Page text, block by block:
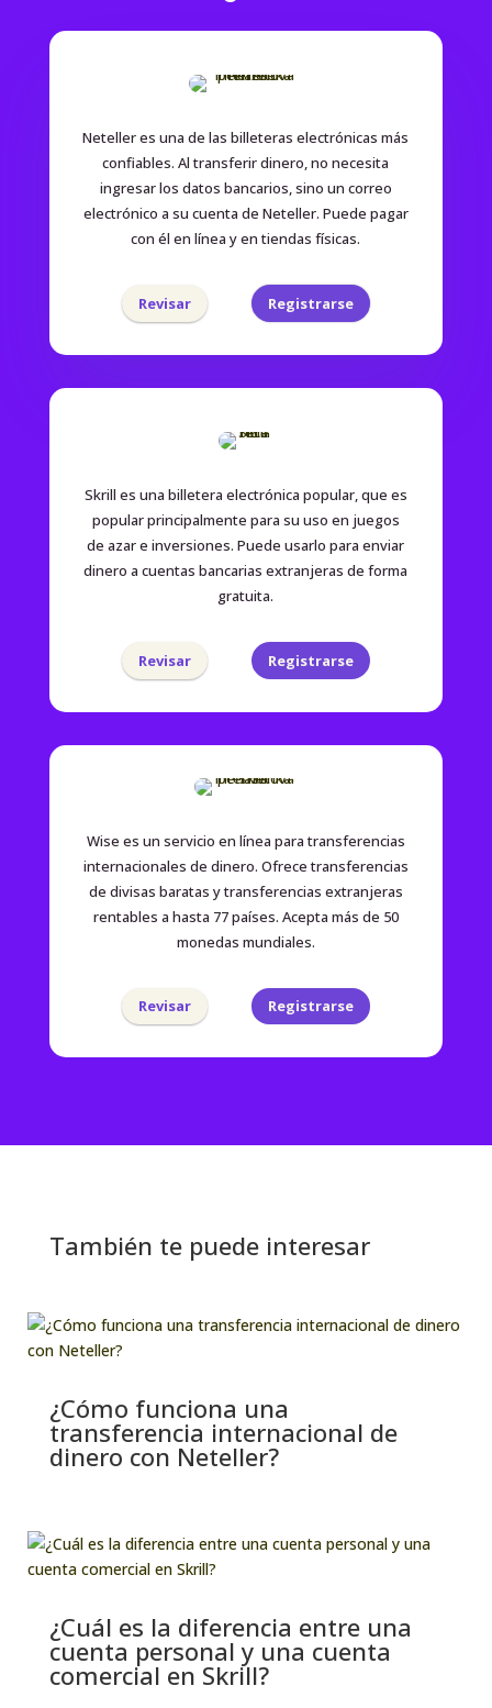
Neteller es una de las billeteras electrónicas más
confiables. Al transferir dinero, no necesita
ingresar los datos bancarios, sino un correo
electrónico a su cuenta de Neteller. Puede pagar
con él en línea y en tiendas físicas.
Revisar Registrarse
Skrill es una billetera electrónica popular, que es
popular principalmente para su uso en juegos
de azar e inversiones. Puede usarlo para enviar
dinero a cuentas bancarias extranjeras de forma
gratuita.
Revisar Registrarse
Wise es un servicio en línea para transferencias
internacionales de dinero. Ofrece transferencias
de divisas baratas y transferencias extranjeras
rentables a hasta 77 países. Acepta más de 50
monedas mundiales.
Revisar Registrarse
También te puede interesar
¿Cómo funciona una
transferencia internacional de
dinero con Neteller?
¿Cuál es la diferencia entre una
cuenta personal y una cuenta
comercial en Skrill?